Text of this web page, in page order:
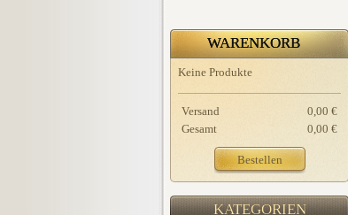
WARENKORB
Keine Produkte
0,00 €
Versand
0,00 €
Gesamt
Bestellen
KATEGORIEN